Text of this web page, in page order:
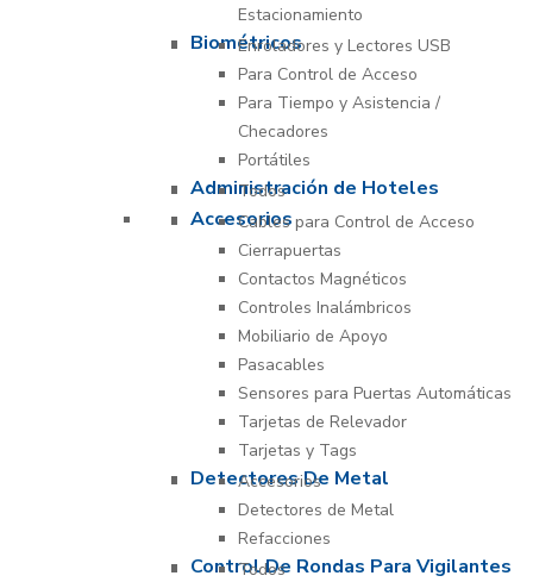
Estacionamiento
Biométricos
Enroladores y Lectores USB
Para Control de Acceso
Para Tiempo y Asistencia /
Checadores
Portátiles
Administración de Hoteles
Todos
Accesorios
Cables para Control de Acceso
Cierrapuertas
Contactos Magnéticos
Controles Inalámbricos
Mobiliario de Apoyo
Pasacables
Sensores para Puertas Automáticas
Tarjetas de Relevador
Tarjetas y Tags
Detectores De Metal
Accesorios
Detectores de Metal
Refacciones
Control De Rondas Para Vigilantes
Todos